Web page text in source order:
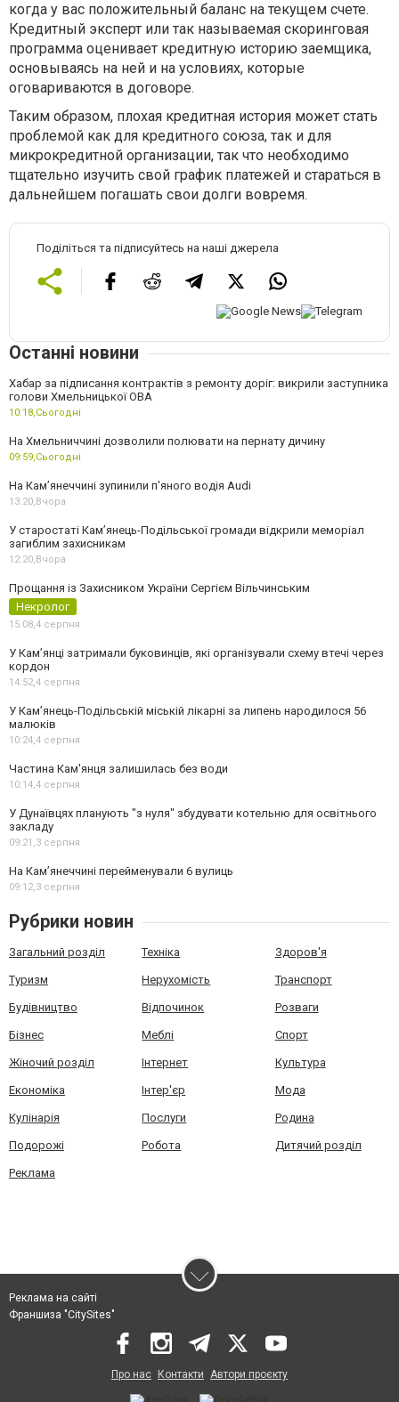
когда у вас положительный баланс на текущем счете.
Кредитный эксперт или так называемая скоринговая
программа оценивает кредитную историю заемщика,
основываясь на ней и на условиях, которые
оговариваются в договоре.
Таким образом, плохая кредитная история может стать
проблемой как для кредитного союза, так и для
микрокредитной организации, так что необходимо
тщательно изучить свой график платежей и стараться в
дальнейшем погашать свои долги вовремя.
Поділіться та підписуйтесь на наші джерела
Останні новини
Хабар за підписання контрактів з ремонту доріг: викрили заступника
голови Хмельницької ОВА
10:18,Сьогодні
На Хмельниччині дозволили полювати на пернату дичину
09:59,Сьогодні
На Камʼянеччині зупинили п'яного водія Audi
13:20,Вчора
У старостаті Кам’янець-Подільської громади відкрили меморіал
загиблим захисникам
12:20,Вчора
Прощання із Захисником України Сергієм Вільчинським
Некролог
15:08,4 серпня
У Кам’янці затримали буковинців, які організували схему втечі через
кордон
14:52,4 серпня
У Кам’янець-Подільській міській лікарні за липень народилося 56
малюків
10:24,4 серпня
Частина Кам'янця залишилась без води
10:14,4 серпня
У Дунаївцях планують "з нуля" збудувати котельню для освітнього
закладу
09:21,3 серпня
На Камʼянеччині перейменували 6 вулиць
09:12,3 серпня
Рубрики новин
Загальний розділ Техніка Здоров'я
Туризм Нерухомість Транспорт
Будівництво Відпочинок Розваги
Бізнес Меблі Спорт
Жіночий розділ Інтернет Культура
Економіка Інтер'єр Мода
Кулінарія Послуги Родина
Подорожі Робота Дитячий розділ
Реклама
Реклама на сайті
Франшиза "CitySites"
Про нас Контакти Автори проєкту